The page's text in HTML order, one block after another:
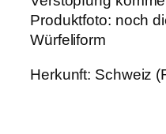
Produktfoto: noch
Würfeliform
Herkunft: Schweiz